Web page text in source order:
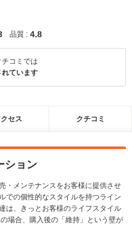
品質 : 4.8
コミでは
れています
セス クチコミ
ション
・メンテナンスをお客様に提供させ
での個性的なスタイルを持つライン
は、きっとお客様のライフスタイル
場合、購入後の「維持」という壁が